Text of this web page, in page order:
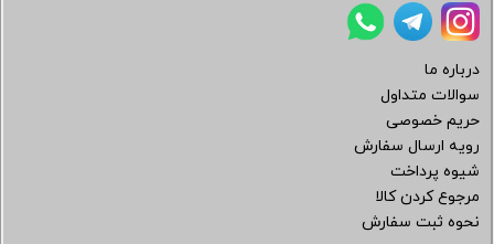
درباره ما
سوالات متداول
حریم خصوصی
رویه ارسال سفارش
شیوه پرداخت
مرجوع کردن کالا
نحوه ثبت سفارش